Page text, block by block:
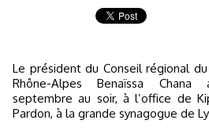
Le président du Conseil régional du culte musulman (CRCM)
Rhône-Alpes Benaïssa
septembre au soir, à l’office de
Pardon, à la grande synagogue de